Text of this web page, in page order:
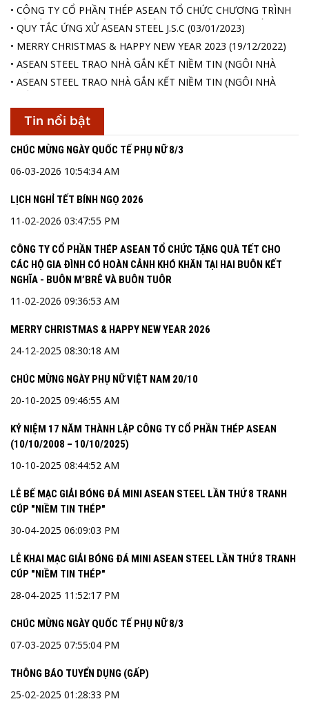
• CÔNG TY CỔ PHẦN THÉP ASEAN TỔ CHỨC CHƯƠNG TRÌNH
“TẾT VÌ NGƯỜI NGHÈO” CHO CÁC HỘ GIA ĐÌNH CÓ HOÀN
BUÔN M’BRÊ VÀ BUÔN TUÔR
(11/01/2023)
• QUY TẮC ỨNG XỬ ASEAN STEEL J.S.C (03/01/2023)
• MERRY CHRISTMAS & HAPPY NEW YEAR 2023 (19/12/2022)
• ASEAN STEEL TRAO NHÀ GẮN KẾT NIỀM TIN (NGÔI NHÀ
THỨ 18) (17/12/2022)
• ASEAN STEEL TRAO NHÀ GẮN KẾT NIỀM TIN (NGÔI NHÀ
Tin nổi bật
CHÚC MỪNG NGÀY QUỐC TẾ PHỤ NỮ 8/3
06-03-2026 10:54:34 AM
LỊCH NGHỈ TẾT BÍNH NGỌ 2026
11-02-2026 03:47:55 PM
CÔNG TY CỔ PHẦN THÉP ASEAN TỔ CHỨC TẶNG QUÀ TẾT CHO
CÁC HỘ GIA ĐÌNH CÓ HOÀN CẢNH KHÓ KHĂN TẠI HAI BUÔN KẾT
NGHĨA - BUÔN M’BRÊ VÀ BUÔN TUÔR
11-02-2026 09:36:53 AM
MERRY CHRISTMAS & HAPPY NEW YEAR 2026
24-12-2025 08:30:18 AM
CHÚC MỪNG NGÀY PHỤ NỮ VIỆT NAM 20/10
20-10-2025 09:46:55 AM
KỶ NIỆM 17 NĂM THÀNH LẬP CÔNG TY CỔ PHẦN THÉP ASEAN
(10/10/2008 – 10/10/2025)
10-10-2025 08:44:52 AM
LỄ BẾ MẠC GIẢI BÓNG ĐÁ MINI ASEAN STEEL LẦN THỨ 8 TRANH
CÚP "NIỀM TIN THÉP"
30-04-2025 06:09:03 PM
LỄ KHAI MẠC GIẢI BÓNG ĐÁ MINI ASEAN STEEL LẦN THỨ 8 TRANH
CÚP "NIỀM TIN THÉP"
28-04-2025 11:52:17 PM
CHÚC MỪNG NGÀY QUỐC TẾ PHỤ NỮ 8/3
07-03-2025 07:55:04 PM
THÔNG BÁO TUYỂN DỤNG (GẤP)
25-02-2025 01:28:33 PM